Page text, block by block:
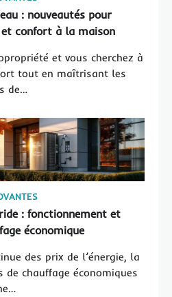
: nouveautés pour
confort à la maison
et vous cherchez à
tout en maîtrisant les
de…
: fonctionnement et
économique
des prix de l’énergie, la
de chauffage économiques